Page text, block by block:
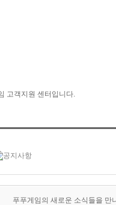
푸푸게임의 새로운 소식들을 만